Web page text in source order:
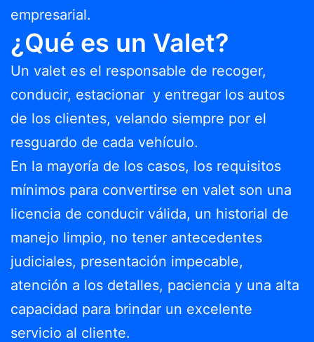
empresarial.
¿Qué es un Valet?
Un valet es el responsable de recoger,
conducir, estacionar y entregar los autos
de los clientes, velando siempre por el
resguardo de cada vehículo.
En la mayoría de los casos, los requisitos
mínimos para convertirse en valet son una
licencia de conducir válida, un historial de
manejo limpio, no tener antecedentes
judiciales, presentación impecable,
atención a los detalles, paciencia y una alta
capacidad para brindar un excelente
servicio al cliente.